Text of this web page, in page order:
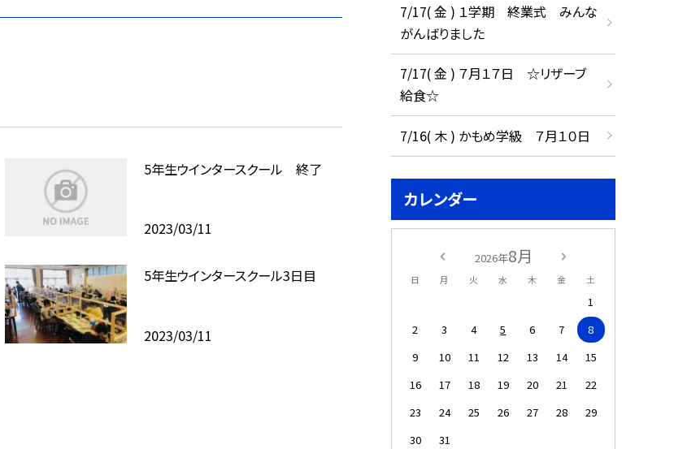
5年生ウインタースクール 終了
2023/03/11
5年生ウインタースクール3日目
2023/03/11
7/17( 金 ) １学期 終業式 みんな
がんばりました
7/17( 金 ) ７月１７日 ☆リザーブ
給食☆
7/16( 木 ) かもめ学級 ７月１０日
カレンダー
2026年8月
日 月 火 水 木 金 土
1
2
3 4 5 6 7
8
9
10 11 12 13 14
15
16
17 18 19 20 21
22
23
24 25 26 27 28
29
30
31